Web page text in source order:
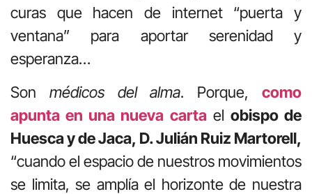
curas que hacen de internet “puerta y
ventana” para aportar serenidad y
esperanza…
Son médicos del alma. Porque,como
apunta en una nueva cartael obispo de
Huesca y de Jaca, D. Julián Ruiz Martorell,
“cuando el espacio de nuestros movimientos
se limita, se amplía el horizonte de nuestra